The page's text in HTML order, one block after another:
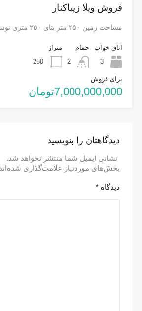
فروش ویلا زیباکنار
مساحت زمین ۲۵۰ متر بنای ۲۵۰ متری نوساز فول امکانات…
اتاق خواب
3
حمام
2
متراژ
250
برای فروش
7,000,000,000تومان
دیدگاهتان را بنویسید
نشانی ایمیل شما منتشر نخواهد شد.
بخش‌های موردنیاز علامت‌گذاری شده‌اند
دیدگاه *